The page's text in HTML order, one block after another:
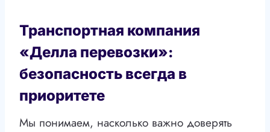
Транспортная компания
«Делла перевозки»:
безопасность всегда в
приоритете
Мы понимаем, насколько важно доверять